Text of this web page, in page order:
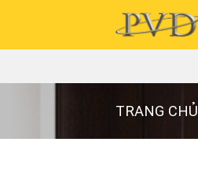
content
TRANG CHỦ